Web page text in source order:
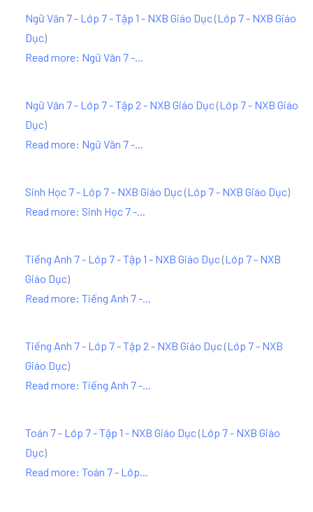
Ngữ Văn 7 - Lớp 7 - Tập 1 - NXB Giáo Dục(Lớp 7 - NXB Giáo
Dục)
Read more: Ngữ Văn 7 -...
Ngữ Văn 7 - Lớp 7 - Tập 2 - NXB Giáo Dục(Lớp 7 - NXB Giáo
Dục)
Read more: Ngữ Văn 7 -...
Sinh Học 7 - Lớp 7 - NXB Giáo Dục(Lớp 7 - NXB Giáo Dục)
Read more: Sinh Học 7 -...
Tiếng Anh 7 - Lớp 7 - Tập 1 - NXB Giáo Dục(Lớp 7 - NXB
Giáo Dục)
Read more: Tiếng Anh 7 -...
Tiếng Anh 7 - Lớp 7 - Tập 2 - NXB Giáo Dục(Lớp 7 - NXB
Giáo Dục)
Read more: Tiếng Anh 7 -...
Toán 7 - Lớp 7 - Tập 1 - NXB Giáo Dục(Lớp 7 - NXB Giáo
Dục)
Read more: Toán 7 - Lớp...